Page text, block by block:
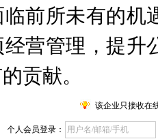
前所未有的机
营管理，提升
贡献。
该企业只接收在
个人会员登录：